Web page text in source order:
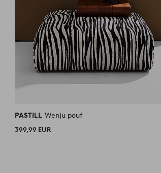
PASTILL Wenju pouf
399,99 EUR